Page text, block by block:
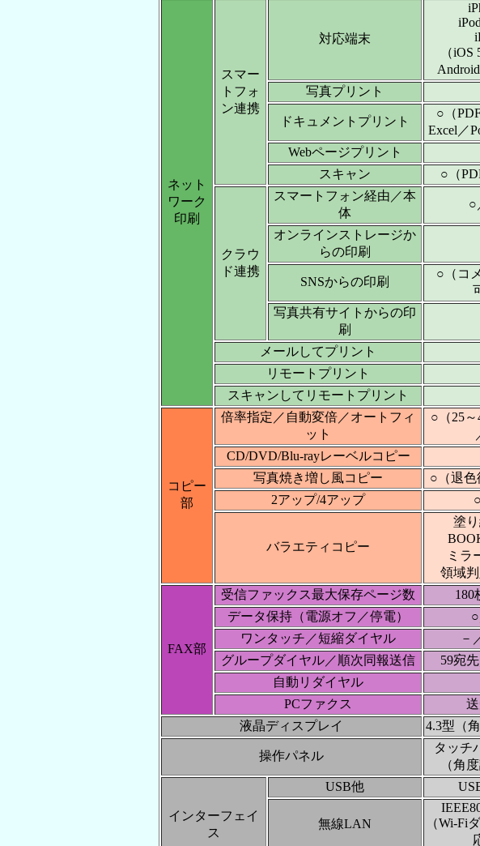
ネット
ワーク
印刷
スマー
トフォ
ン連携
対応端末
（iOS
写真プリント
ドキュメントプリント
○（
Excel／
Webページプリント
スキャン
○（
クラウ
ド連携
スマートフォン経由／本
体
○
オンラインストレージか
らの印刷
SNSからの印刷
○（コ
写真共有サイトからの印
刷
メールしてプリント
リモートプリント
スキャンしてリモートプリント
コピー
部
倍率指定／自動変倍／オートフィ
ット
○（25
CD/DVD/Blu-rayレーベルコピー
写真焼き増し風コピー
○（退色
2アップ/4アップ
バラエティコピー
塗
ミラ
領域
FAX部
受信ファックス最大保存ページ数 180
データ保持（電源オフ／停電）
ワンタッチ／短縮ダイヤル
－
グループダイヤル／順次同報送信
59宛
自動リダイヤル
PCファクス
液晶ディスプレイ
4.3型（
操作パネル
タッチ
（角
インターフェイ
ス
USB他
無線LAN
（Wi-Fi